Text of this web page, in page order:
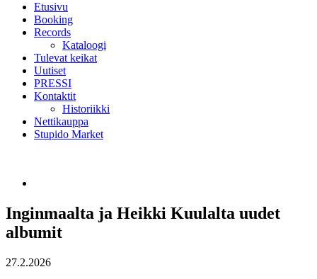
Etusivu
Booking
Records
Kataloogi
Tulevat keikat
Uutiset
PRESSI
Kontaktit
Historiikki
Nettikauppa
Stupido Market
Inginmaalta ja Heikki Kuulalta uudet
albumit
27.2.2026